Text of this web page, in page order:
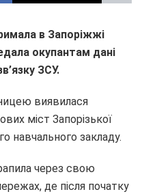
в Запоріжжі
окупантам дані
ЗСУ.
виявилася
міст Запорізької
навчального закладу.
через свою
де після початку